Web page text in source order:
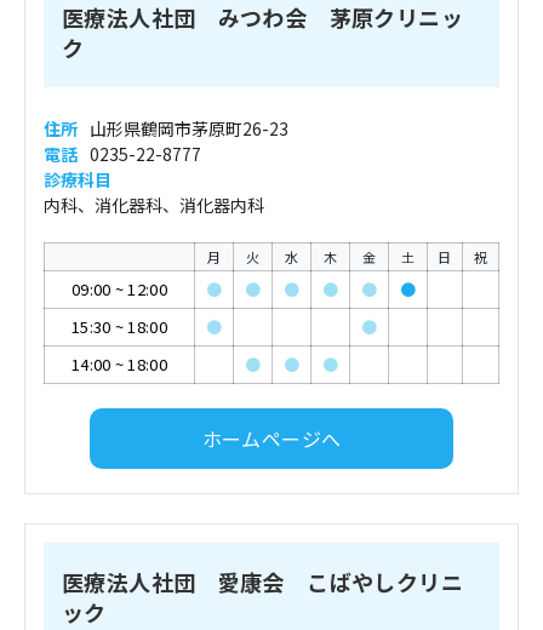
医療法人社団 みつわ会 茅原クリニッ
ク
住所 山形県鶴岡市茅原町26-23
電話 0235-22-8777
診療科目
内科、消化器科、消化器内科
月 火 水 木 金 土 日 祝
09:00 ~12:00 ● ● ● ● ●
●
15:30 ~18:00 ●
●
14:00 ~18:00 ● ● ●
ホームページへ
医療法人社団 愛康会 こばやしクリニ
ック